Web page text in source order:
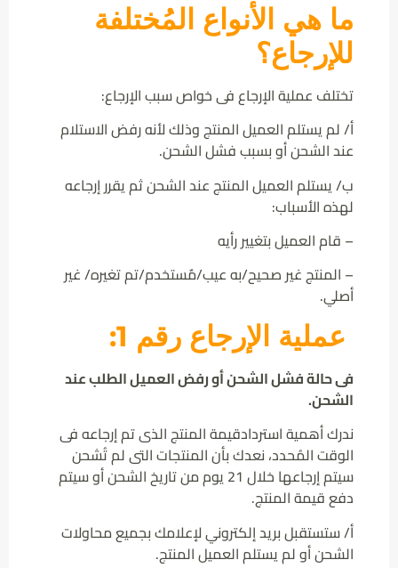
ما هي الأنواع المُختلفة
للإرجاع؟
تختلف عملية الإرجاع فى خواص سبب الإرجاع:
أ/ لم يستلم العميل المنتج وذلك لأنه رفض الاستلام
عند الشحن أو بسبب فشل الشحن.
ب/ يستلم العميل المنتج عند الشحن ثم يقرر إرجاعه
لهذه الأسباب:
– قام العميل بتغيير رأيه
– المنتج غير صحيح/به عيب/مٌستخدم/تم تغيره/ غير
أصلي.
عملية الإرجاع رقم 1:
فى حالة فشل الشحن أو رفض العميل الطلب عند
الشحن.
ندرك أهمية استردادقيمة المنتج الذى تم إرجاعه فى
الوقت المُحدد، نعدك بأن المنتجات التى لم تُشحن
سيتم إرجاعها خلال 21 يوم من تاريخ الشحن أو سيتم
دفع قيمة المنتج.
أ/ ستستقبل بريد إلكتروني لإعلامك بجميع محاولات
الشحن أو لم يستلم العميل المنتج.